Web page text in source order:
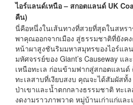
ไอร์แลนด์เหนือ – สกอตแลนด์ UK
คืน)
นี่คือหนึ่งในเส้นทางที่สวยที่สุดในสหร
พาคุณออกจากเมือง สู่ธรรมชาติที่ยังค
หน้าผาสูงชันริมมหาสมุทรของไอร์แล
มหัศจรรย์ของ Giant’s Causeway แ
เหนือทะเล ก่อนข้ามฟากสู่สกอตแลน
ทะเลสาบที่เงียบสงบ คุณจะได้สัมผัสทั้
ป่าเขาและน้ำตกกลางธรรมชาติ ทะเ
งดงามราวภาพวาด หมู่บ้านเก่าแก่และ